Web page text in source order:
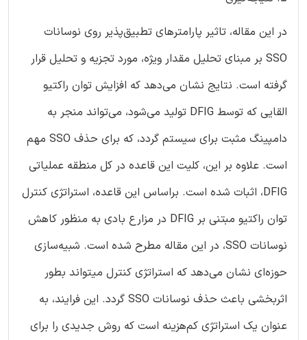
در این مقاله، تاثیر پارامترهای تطبیق‌پذیر روی نوسانات
SSO بر مبنای تحلیل مقدار ویژه، مورد تجزیه و تحلیل قرار
گرفته است. نتایج نشان می‌دهد که افزایش توان راکتیو
القایی که توسط DFIG تولید می‌شود، می‌تواند منجر به
دامپینگ مثبت برای سیستم گردد، که برای حذف SSO مهم
است. علاوه بر این، کلیت این قاعده در کل منطقه عملیاتی
DFIG، اثبات شده است. براساس این قاعده، استراتژی کنترل
توان راکتیو مبتنی بر DFIG در مزارع بادی به منظور کاهش
نوسانات SSO، در این مقاله مطرح شده است. شبیه‌سازی
حوزه‌ای نشان می‌دهد که استراتژی کنترل میتواند بطور
اثربخشی باعث حذف نوسانات SSO گردد. این فرایند، به
عنوان یک استراتژی کم‌هزینه است که روش جدیدی را برای